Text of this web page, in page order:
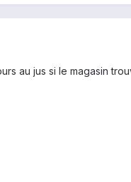
au jus si le magasin